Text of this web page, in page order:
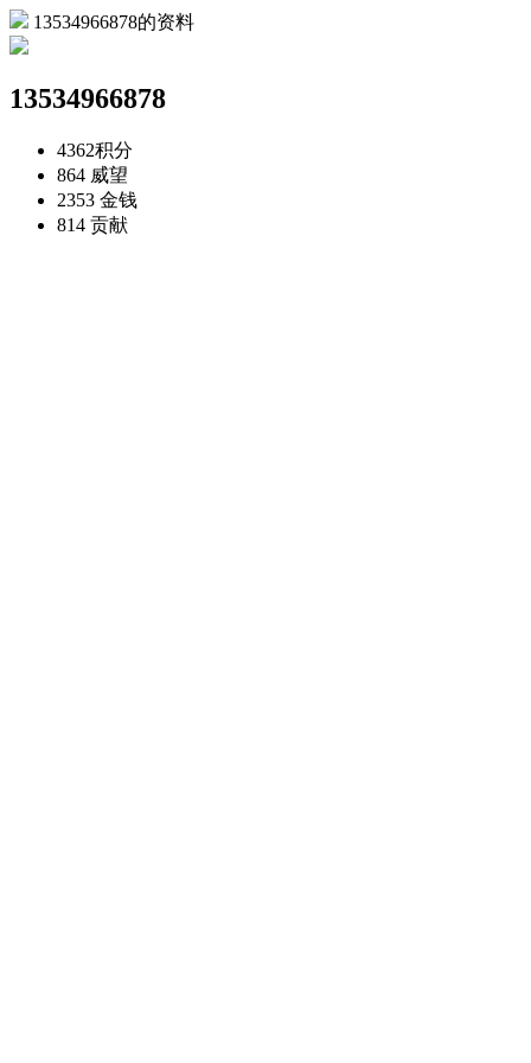
13534966878的资料
13534966878
4362积分
864 威望
2353 金钱
814 贡献